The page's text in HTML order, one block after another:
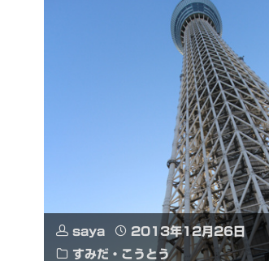
saya
2013年12月26日
すみだ・こうとう